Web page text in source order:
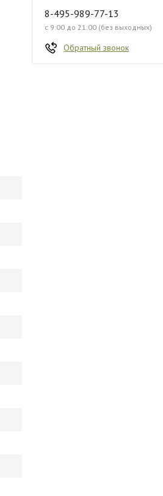
8-495-989-77-13
с 9:00 до 21:00 (без выходных)
Обратный звонок